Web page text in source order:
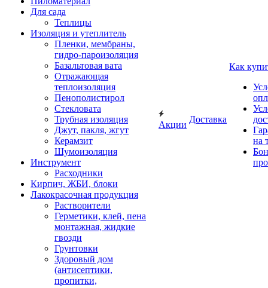
Для сада
Теплицы
Изоляция и утеплитель
Пленки, мембраны,
гидро-пароизоляция
Базальтовая вата
Отражающая
теплоизоляция
Пенополистирол
Стекловата
Трубная изоляция
Джут, пакля, жгут
Керамзит
Шумоизоляция
Инструмент
Расходники
Кирпич, ЖБИ, блоки
Лакокрасочная продукция
Растворители
Герметики, клей, пена
монтажная, жидкие
гвозди
Грунтовки
Здоровый дом
(антисептики,
пропитки,
Акции
Доставка
Как
на